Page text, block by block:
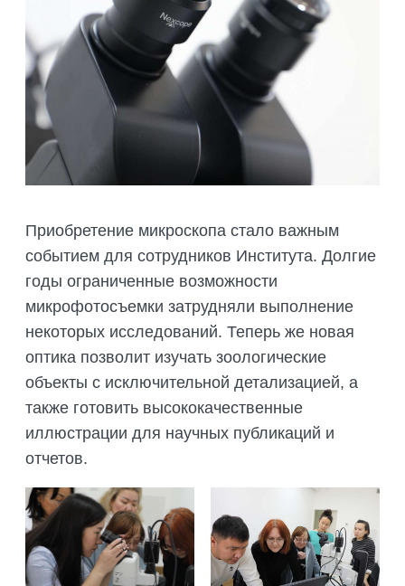
Приобретение микроскопа стало важным
событием для сотрудников Института. Долгие
годы ограниченные возможности
микрофотосъемки затрудняли выполнение
некоторых исследований. Теперь же новая
оптика позволит изучать зоологические
объекты с исключительной детализацией, а
также готовить высококачественные
иллюстрации для научных публикаций и
отчетов.